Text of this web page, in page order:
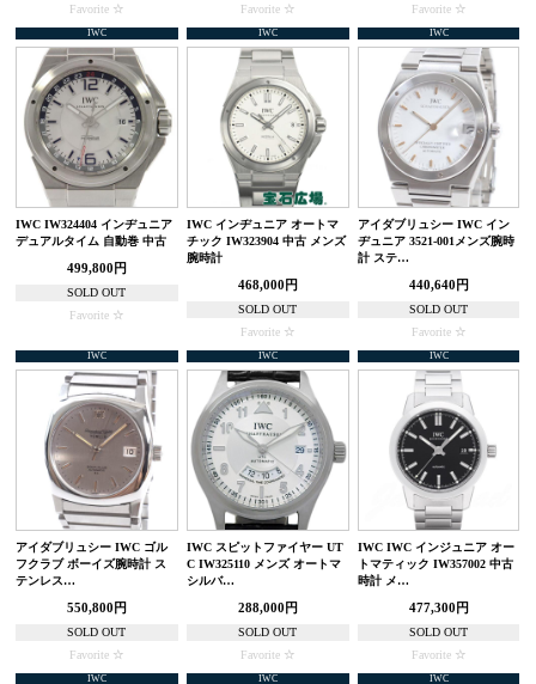
Favorite
Favorite
Favorite
IWC
IWC IW324404 インヂュニア
デュアルタイム 自動巻 中古
499,800円
SOLD OUT
Favorite
IWC
IWC インヂュニア オートマ
チック IW323904 中古 メンズ
腕時計
468,000円
SOLD OUT
Favorite
IWC
アイダブリュシー IWC イン
ヂュニア 3521-001メンズ腕時
計 ステ…
440,640円
SOLD OUT
Favorite
IWC
アイダブリュシー IWC ゴル
フクラブ ボーイズ腕時計 ス
テンレス…
550,800円
SOLD OUT
Favorite
IWC
IWC スピットファイヤー UT
C IW325110 メンズ オートマ
シルバ…
288,000円
SOLD OUT
Favorite
IWC
IWC IWC インジュニア オー
トマティック IW357002 中古
時計 メ…
477,300円
SOLD OUT
Favorite
IWC IWC IWC